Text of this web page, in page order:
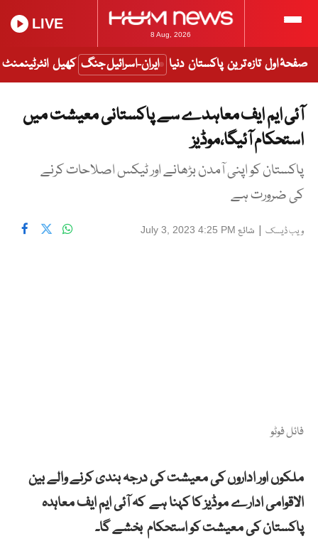
8 Aug, 2026
LIVE
صفحۂ اول تازہ ترین پاکستان دنیا ایران-اسرائیل جنگ کھیل انٹرٹینمنٹ
آئی ایم ایف معاہدے سے پاکستانی معیشت میں
استحکام آئیگا،موڈیز
پاکستان کو اپنی آمدن بڑھانے اور ٹیکس اصلاحات کرنے
کی ضرورت ہے
ویب ڈیسک | شائع July 3, 2023 4:25 PM
فائل فوٹو
ملکوں اور اداروں کی معیشت کی درجہ بندی کرنے والے بین
الاقوامی ادارے موڈیز کا کہنا ہے کہ آئی ایم ایف معاہدہ
پاکستان کی معیشت کو استحکام بخشے گا۔